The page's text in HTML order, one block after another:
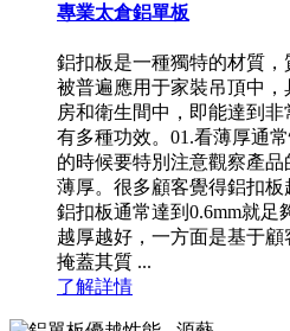
專業太倉鋁單板
鋁扣板是一種獨特的材質，
被普遍應用于家裝吊頂中
房和衛生間中，即能達到
有多種功效。01.看薄厚通
的時候要特別注意觀察產
薄厚。很多顧客覺得鋁扣
鋁扣板通常達到0.6mm就
越厚越好，一方面是基于
掩蓋其質 ...
了解詳情